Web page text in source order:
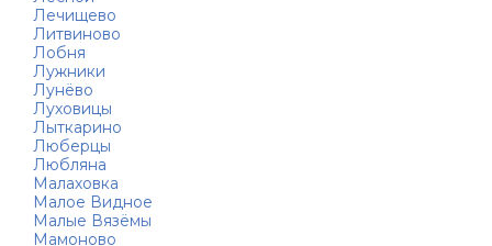
Лечищево
Литвиново
Лобня
Лужники
Лунёво
Луховицы
Лыткарино
Люберцы
Любляна
Малаховка
Малое Видное
Малые Вязёмы
Мамоново